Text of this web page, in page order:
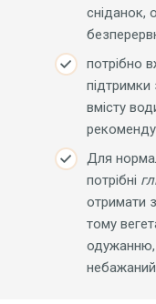
сніданок,
потрібно
підтримки
вмісту
Для
потрібні
отримати
тому
одужанню,